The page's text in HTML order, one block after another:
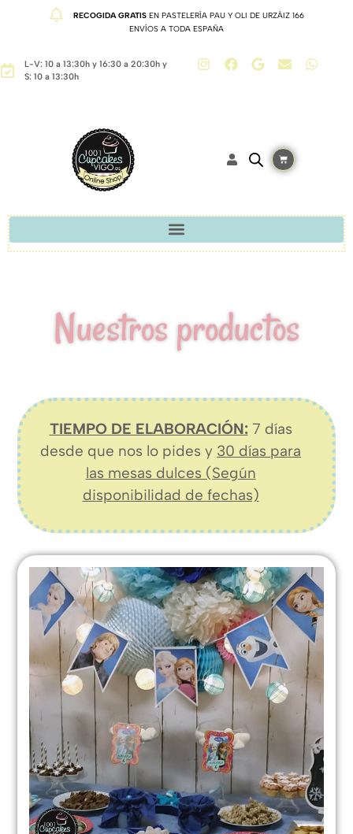
RECOGIDA GRATISEN PASTELERÍA PAU Y OLI DE URZÁIZ 166
ENVÍOS A TODA ESPAÑA
L-V: 10 a 13:30h y 16:30 a 20:30h y
S: 10 a 13:30h
Nuestros productos
TIEMPO DE ELABORACIÓN:7 días
desde que nos lo pides y 30 días para
las mesas dulces (Según
disponibilidad de fechas)